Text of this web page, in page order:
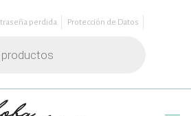
perdida
Protección de Datos